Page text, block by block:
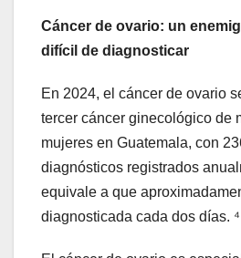
Cáncer de ovario: un
difícil de diagnosticar
En 2024, el cáncer de ovario
tercer cáncer ginecológico de
mujeres en Guatemala, con
diagnósticos registrados
equivale a que
diagnosticada cada dos días. ⁴